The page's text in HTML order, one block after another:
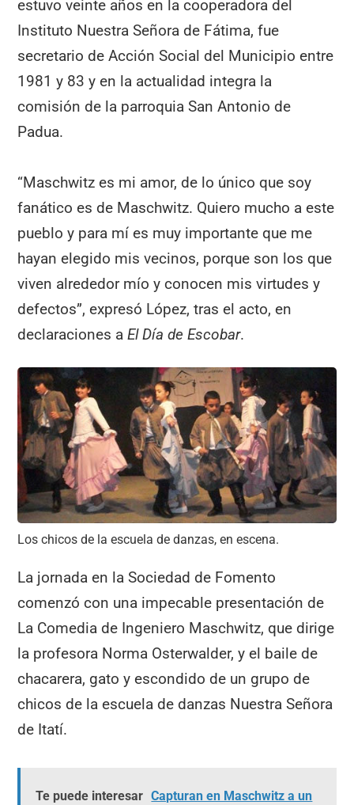
estuvo veinte años en la cooperadora del
Instituto Nuestra Señora de Fátima, fue
secretario de Acción Social del Municipio entre
1981 y 83 y en la actualidad integra la
comisión de la parroquia San Antonio de
Padua.
“Maschwitz es mi amor, de lo único que soy
fanático es de Maschwitz. Quiero mucho a este
pueblo y para mí es muy importante que me
hayan elegido mis vecinos, porque son los que
viven alrededor mío y conocen mis virtudes y
defectos”, expresó López, tras el acto, en
declaraciones aEl Día de Escobar.
Los chicos de la escuela de danzas, en escena.
La jornada en la Sociedad de Fomento
comenzó con una impecable presentación de
La Comedia de Ingeniero Maschwitz, que dirige
la profesora Norma Osterwalder, y el baile de
chacarera, gato y escondido de un grupo de
chicos de la escuela de danzas Nuestra Señora
de Itatí.
Te puede interesar Capturan en Maschwitz a un